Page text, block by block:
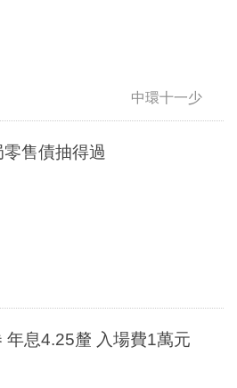
中環十一少
回落 機管局零售債抽得過
息4.25釐 入場費1萬元